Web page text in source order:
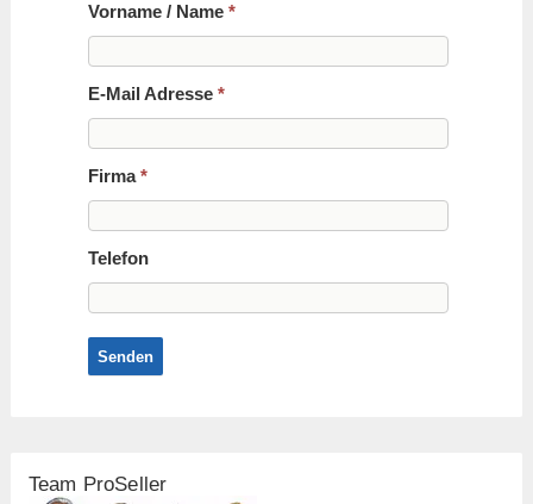
Vorname / Name*
E-Mail Adresse*
Firma*
Telefon
Senden
Team ProSeller